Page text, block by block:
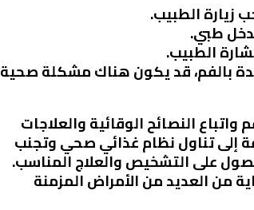
زيارة الطبيب.
طبي.
الطبيب.
بالفم، قد يكون هناك مشكلة صحية
النصائح الوقائية والعلاجات
إلى تناول نظام غذائي صحي وتجنب
على التشخيص والعلاج المناسب.
من العديد من الأمراض المزمنة